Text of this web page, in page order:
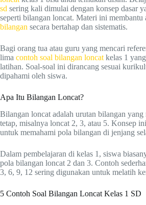
sd sering kali dimulai dengan konsep dasar
seperti bilangan loncat. Materi ini membantu
bilangan secara bertahap dan sistematis.
Bagi orang tua atau guru yang mencari
lima contoh soal bilangan loncat kelas 1
latihan. Soal-soal ini dirancang sesuai
dipahami oleh siswa.
Apa Itu Bilangan Loncat?
Bilangan loncat adalah urutan bilangan yang
tetap, misalnya loncat 2, 3, atau 5. Konsep
untuk memahami pola bilangan di jenjang
Dalam pembelajaran di kelas 1, siswa
pola bilangan loncat 2 dan 3. Contoh
3, 6, 9, 12 sering digunakan untuk melatih
5 Contoh Soal Bilangan Loncat Kelas 1 SD